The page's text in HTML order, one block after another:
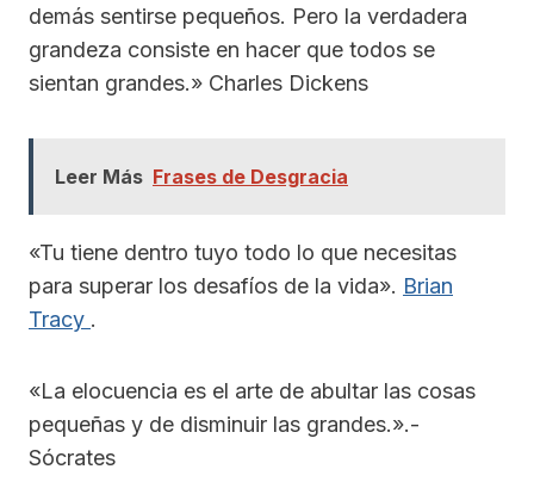
demás sentirse pequeños. Pero la verdadera
grandeza consiste en hacer que todos se
sientan grandes.» Charles Dickens
Leer Más Frases de Desgracia
«Tu tiene dentro tuyo todo lo que necesitas
para superar los desafíos de la vida». Brian
Tracy .
«La elocuencia es el arte de abultar las cosas
pequeñas y de disminuir las grandes.».-
Sócrates